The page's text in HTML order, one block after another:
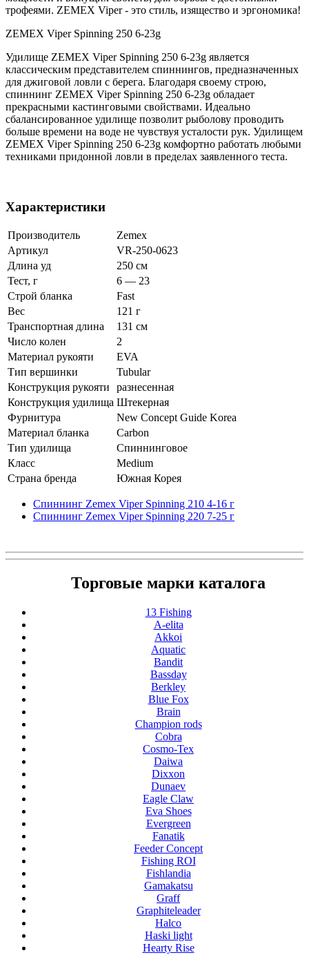
трофеями. ZEMEX Viper - это стиль, изящество и эргономика!
ZEMEX Viper Spinning 250 6-23g
Удилище ZEMEX Viper Spinning 250 6-23g является
классическим представителем спиннингов, предназначенных
для джиговой ловли с берега. Благодаря своему строю,
спиннинг ZEMEX Viper Spinning 250 6-23g обладает
прекрасными кастинговыми свойствами. Идеально
сбалансированное удилище позволит рыболову проводить
больше времени на воде не чувствуя усталости рук. Удилищем
ZEMEX Viper Spinning 250 6-23g комфортно работать любыми
техниками придонной ловли в пределах заявленного теста.
Характеристики
Производитель
Zemex
Артикул
VR-250-0623
Длина уд
250 см
Тест, г
6 — 23
Строй бланка
Fast
Вес
121 г
Транспортная длина
131 см
Число колен
2
Материал рукояти
EVA
Тип вершинки
Tubular
Конструкция рукояти
разнесенная
Конструкция удилища Штекерная
Фурнитура
New Concept Guide Korea
Материал бланка
Carbon
Тип удилища
Спиннинговое
Класс
Medium
Страна бренда
Южная Корея
Спиннинг Zemex Viper Spinning 210 4-16 г
Спиннинг Zemex Viper Spinning 220 7-25 г
Торговые марки каталога
13 Fishing
A-elita
Akkoi
Aquatic
Bandit
Bassday
Berkley
Blue Fox
Brain
Champion rods
Cobra
Cosmo-Tex
Daiwa
Dixxon
Dunaev
Eagle Claw
Eva Shoes
Evergreen
Fanatik
Feeder Concept
Fishing ROI
Fishlandia
Gamakatsu
Graff
Graphiteleader
Halco
Haski light
Hearty Rise